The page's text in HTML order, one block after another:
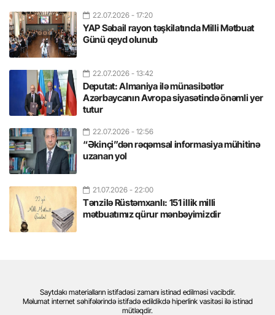
22.07.2026 - 17:20
YAP Səbail rayon təşkilatında Milli Mətbuat
Günü qeyd olunub
22.07.2026 - 13:42
Deputat: Almaniya ilə münasibətlər
Azərbaycanın Avropa siyasətində önəmli yer
tutur
22.07.2026 - 12:56
“Əkinçi”dən rəqəmsal informasiya mühitinə
uzanan yol
21.07.2026 - 22:00
Tənzilə Rüstəmxanlı: 151 illik milli
mətbuatımız qürur mənbəyimizdir
Saytdakı materialların istifadəsi zamanı istinad edilməsi vacibdir.
Məlumat internet səhifələrində istifadə edildikdə hiperlink vasitəsi ilə istinad
mütləqdir.